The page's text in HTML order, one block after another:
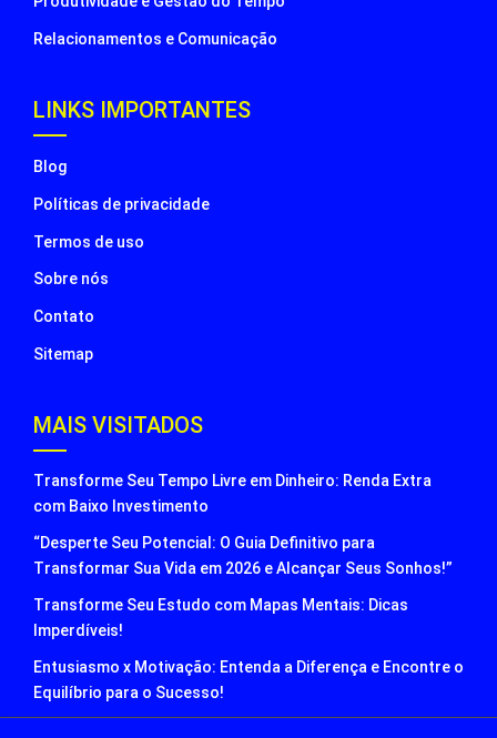
Relacionamentos e Comunicação
LINKS IMPORTANTES
Blog
Políticas de privacidade
Termos de uso
Sobre nós
Contato
Sitemap
MAIS VISITADOS
Transforme Seu Tempo Livre em Dinheiro: Renda Extra
com Baixo Investimento
“Desperte Seu Potencial: O Guia Definitivo para
Transformar Sua Vida em 2026 e Alcançar Seus Sonhos!”
Transforme Seu Estudo com Mapas Mentais: Dicas
Imperdíveis!
Entusiasmo x Motivação: Entenda a Diferença e Encontre o
Equilíbrio para o Sucesso!